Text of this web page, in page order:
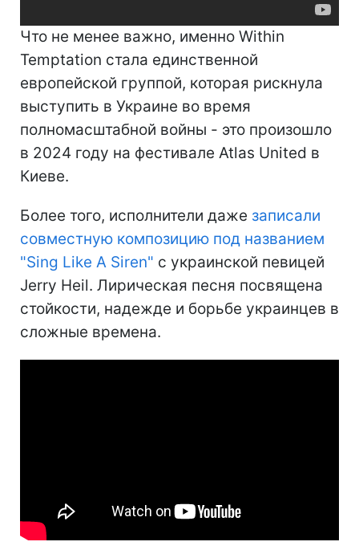
Что не менее важно, именно Within
Temptation стала единственной
европейской группой, которая рискнула
выступить в Украине во время
полномасштабной войны - это произошло
в 2024 году на фестивале Atlas United в
Киеве.
Более того, исполнители даже записали
совместную композицию под названием
"Sing Like A Siren" с украинской певицей
Jerry Heil. Лирическая песня посвящена
стойкости, надежде и борьбе украинцев в
сложные времена.